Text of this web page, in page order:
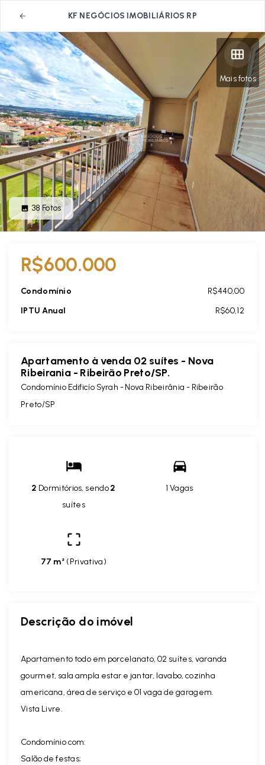
KF NEGÓCIOS IMOBILIÁRIOS RP
Mais fotos
38 Fotos
R$600.000
Condomínio
R$440,00
IPTU Anual
R$60,12
Apartamento à venda 02 suítes - Nova
Ribeirania - Ribeirão Preto/SP.
Condomínio Edificío Syrah -Nova Ribeirânia - Ribeirão
Preto/SP
2 Dormitórios, sendo2
suítes
1 Vagas
77 m² (Privativa)
Descrição do imóvel
Apartamento todo em porcelanato, 02 suítes, varanda
gourmet, sala ampla estar e jantar, lavabo, cozinha
americana, área de serviço e 01 vaga de garagem.
Vista Livre.
Condomínio com:
Salão de festas;